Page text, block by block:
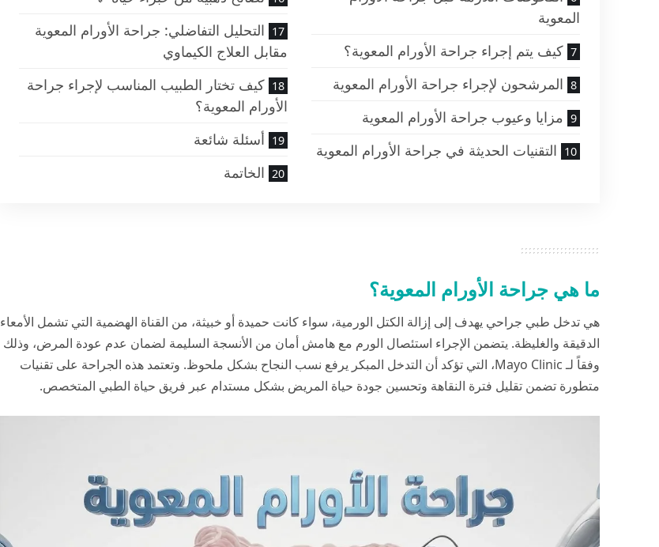
المعوية
كيف يتم إجراء جراحة الأورام المعوية؟
المرشحون لإجراء جراحة الأورام المعوية
مزايا وعيوب جراحة الأورام المعوية
التقنيات الحديثة في جراحة الأورام المعوية
التحليل التفاضلي: جراحة الأورام المعوية
مقابل العلاج الكيماوي
كيف تختار الطبيب المناسب لإجراء جراحة
الأورام المعوية؟
أسئلة شائعة
الخاتمة
ما هي جراحة الأورام المعوية؟
هي تدخل طبي جراحي يهدف إلى إزالة الكتل الورمية، سواء كانت حميدة أو خبيثة، من القناة الهضمية التي تشمل الأمعاء
الدقيقة والغليظة. يتضمن الإجراء استئصال الورم مع هامش أمان من الأنسجة السليمة لضمان عدم عودة المرض، وذلك
وفقاً لـMayo Clinic، التي تؤكد أن التدخل المبكر يرفع نسب النجاح بشكل ملحوظ. وتعتمد هذه الجراحة على تقنيات
متطورة تضمن تقليل فترة النقاهة وتحسين جودة حياة المريض بشكل مستدام عبر فريق حياة الطبي المتخصص.